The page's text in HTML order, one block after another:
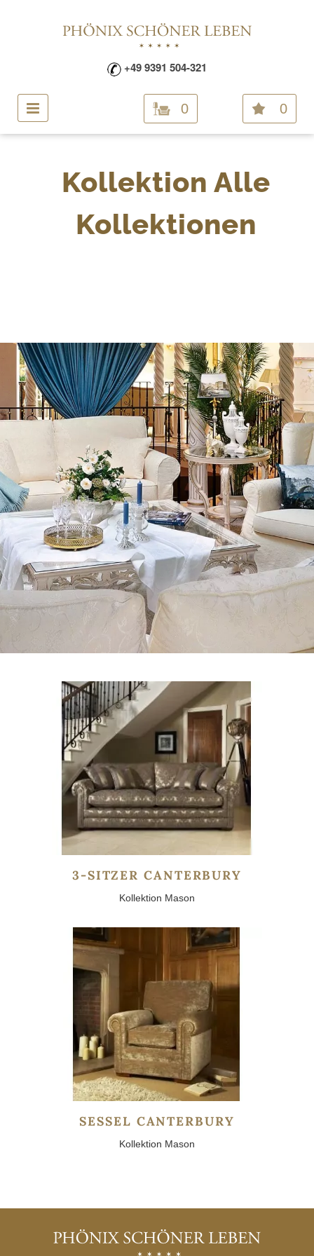
+49 9391 504-321
0 0
Kollektion Alle
Kollektionen
3-SITZER CANTERBURY
Kollektion Mason
SESSEL CANTERBURY
Kollektion Mason